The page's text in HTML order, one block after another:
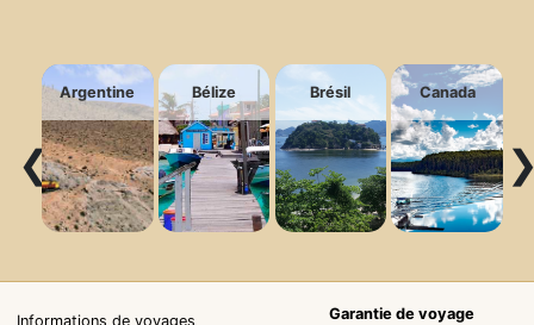
❮
Argentine Bélize Brésil Canada
Informations de voyages Garantie de voyage